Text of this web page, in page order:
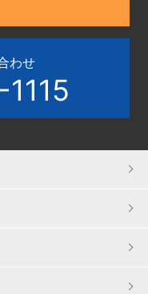
わせ